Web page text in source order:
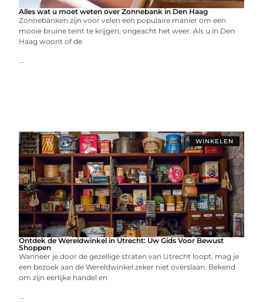
Alles wat u moet weten over Zonnebank in Den Haag
Zonnebanken zijn voor velen een populaire manier om een
mooie bruine teint te krijgen, ongeacht het weer. Als u in Den
Haag woont of de
...
WINKELEN
Ontdek de Wereldwinkel in Utrecht: Uw Gids Voor Bewust
Shoppen
Wanneer je door de gezellige straten van Utrecht loopt, mag je
een bezoek aan de Wereldwinkel zeker niet overslaan. Bekend
om zijn eerlijke handel en
...